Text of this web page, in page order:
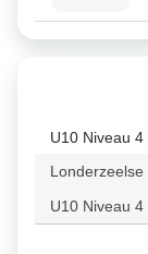
U10 Niveau
U10 Niveau